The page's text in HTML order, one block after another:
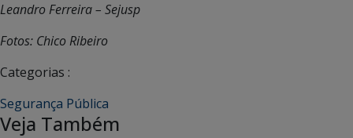
Leandro Ferreira – Sejusp
Fotos: Chico Ribeiro
Categorias :
Segurança Pública
Veja Também